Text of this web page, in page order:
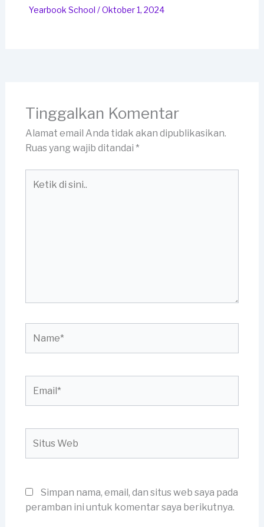
Yearbook School /Oktober 1, 2024
Tinggalkan Komentar
Alamat email Anda tidak akan dipublikasikan.
Ruas yang wajib ditandai *
Web
Simpan nama, email, dan situs web saya pada
peramban ini untuk komentar saya berikutnya.